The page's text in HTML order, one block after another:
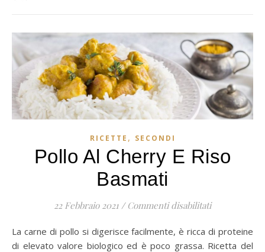
RICETTE , SECONDI
Pollo Al Cherry E Riso
Basmati
22 Febbraio 2021 / Commenti disabilitatisu Pollo al
La carne di pollo si digerisce facilmente, è ricca di proteine
di elevato valore biologico ed è poco grassa. Ricetta del